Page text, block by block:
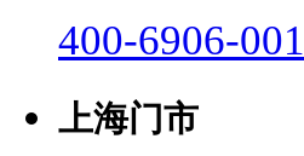
400-6906-001
上海门市